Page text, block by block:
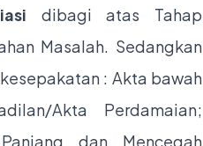
dibagi atas Tahap
Masalah. Sedangkan
: Akta bawah
Akta Perdamaian;
dan Mencegah